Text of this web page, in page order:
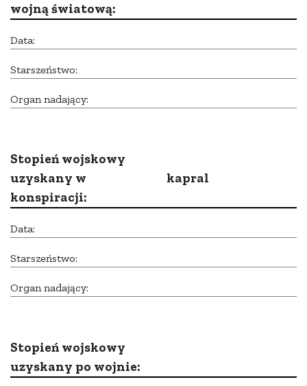
wojną światową:
Data:
Starszeństwo:
Organ nadający:
Stopień wojskowy
uzyskany w
konspiracji:
kapral
Data:
Starszeństwo:
Organ nadający:
Stopień wojskowy
uzyskany po wojnie: